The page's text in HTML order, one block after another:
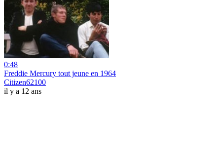
0:48
Freddie Mercury tout jeune en 1964
Citizen62100
il y a 12 ans